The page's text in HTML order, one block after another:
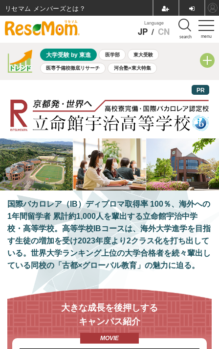
menu
Language
JP / CN search
大学受験 by 東進 医学部 東大受験
医専予備校徹底リサーチ 河合塾×東大特集
8月開催イベント・WS 全国公立高校 過去問 人気記事
自由研究教材（小学生向け） 自由研究教材（中学生向け） ランキング
PR
国際バカロレア（IB）ディプロマ取得率 100％、海外への
1年間留学者 累計約1,000人を輩出する立命館宇治中学
校・高等学校。高等学校IBコースは、海外大学進学を目指
す生徒の増加を受け2023年度より2クラス化を打ち出して
いる。世界大学ランキング上位の大学合格者を続々輩出し
ている同校の「古都×グローバル教育」の魅力に迫る。
大きな成長を後押しする
キャンパス紹介
MOVIE
リセマム メンバーズ